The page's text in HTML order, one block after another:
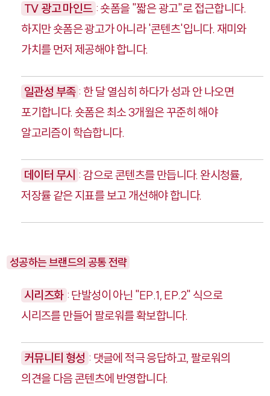
TV 광고 마인드 : 숏폼을 "짧은 광고"로 접근합니다.
하지만 숏폼은 광고가 아니라 '콘텐츠'입니다. 재미와
가치를 먼저 제공해야 합니다.
일관성 부족 : 한 달 열심히 하다가 성과 안 나오면
포기합니다. 숏폼은 최소 3개월은 꾸준히 해야
알고리즘이 학습합니다.
데이터 무시 : 감으로 콘텐츠를 만듭니다. 완시청률,
저장률 같은 지표를 보고 개선해야 합니다.
성공하는 브랜드의 공통 전략
시리즈화 : 단발성이 아닌 "EP.1, EP.2" 식으로
시리즈를 만들어 팔로워를 확보합니다.
커뮤니티 형성 : 댓글에 적극 응답하고, 팔로워의
의견을 다음 콘텐츠에 반영합니다.